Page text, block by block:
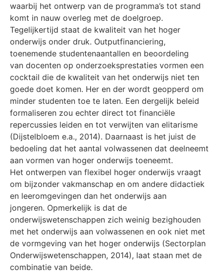
waarbij het ontwerp van de programma’s tot stand
komt in nauw overleg met de doelgroep.
Tegelijkertijd staat de kwaliteit van het hoger
onderwijs onder druk. Outputfinanciering,
toenemende studentenaantallen en beoordeling
van docenten op onderzoeksprestaties vormen een
cocktail die de kwaliteit van het onderwijs niet ten
goede doet komen. Her en der wordt geopperd om
minder studenten toe te laten. Een dergelijk beleid
formaliseren zou echter direct tot financiële
repercussies leiden en tot verwijten van elitarisme
(Dijstelbloem e.a., 2014). Daarnaast is het juist de
bedoeling dat het aantal volwassenen dat deelneemt
aan vormen van hoger onderwijs toeneemt.
Het ontwerpen van flexibel hoger onderwijs vraagt
om bijzonder vakmanschap en om andere didactiek
en leeromgevingen dan het onderwijs aan
jongeren. Opmerkelijk is dat de
onderwijswetenschappen zich weinig bezighouden
met het onderwijs aan volwassenen en ook niet met
de vormgeving van het hoger onderwijs (Sectorplan
Onderwijswetenschappen, 2014), laat staan met de
combinatie van beide.